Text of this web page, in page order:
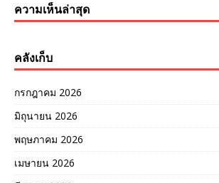
ความเห็นล่าสุด
คลังเก็บ
กรกฎาคม 2026
มิถุนายน 2026
พฤษภาคม 2026
เมษายน 2026